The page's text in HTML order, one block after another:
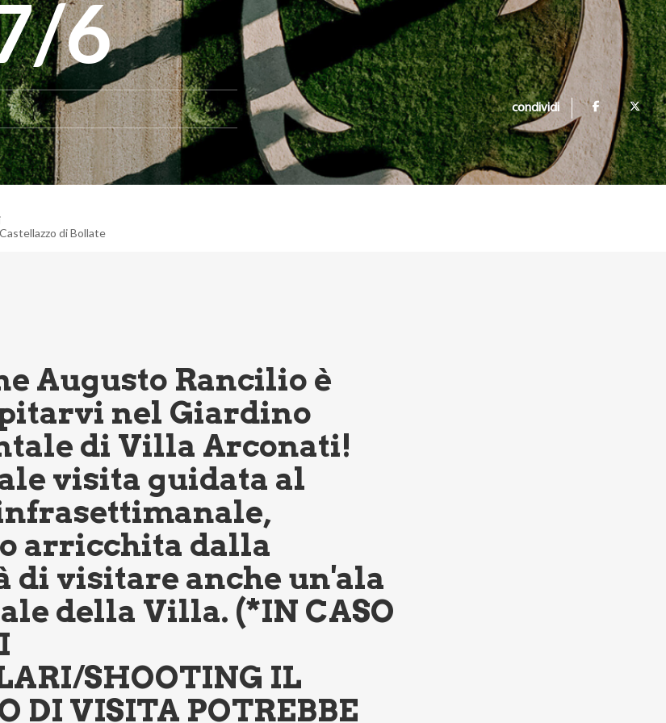
6
condividi
Castellazzo di Bollate
Augusto Rancilio è
nel Giardino
di Villa Arconati!
visita guidata al
arricchita dalla
di visitare anche un'ala
della Villa. (*IN CASO
SHOOTING IL
DI VISITA POTREBBE